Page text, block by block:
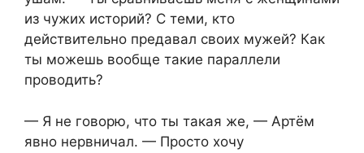
из чужих историй? С теми, кто
действительно предавал своих мужей? Как
ты можешь вообще такие параллели
проводить?
— Я не говорю, что ты такая же, — Артём
явно нервничал. — Просто хочу